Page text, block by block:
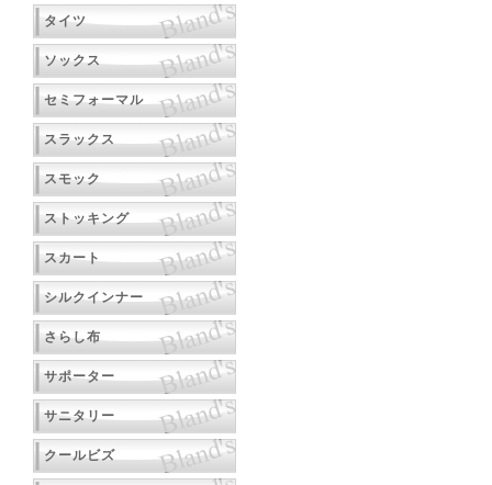
タイツ
ソックス
セミフォーマル
スラックス
スモック
ストッキング
スカート
シルクインナー
さらし布
サポーター
サニタリー
クールビズ